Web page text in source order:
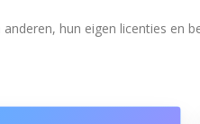
hun eigen licenties